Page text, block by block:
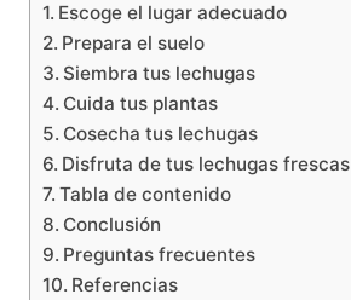
Escoge el lugar adecuado
Prepara el suelo
Siembra tus lechugas
Cuida tus plantas
Cosecha tus lechugas
Disfruta de tus lechugas frescas
Tabla de contenido
Conclusión
Preguntas frecuentes
Referencias